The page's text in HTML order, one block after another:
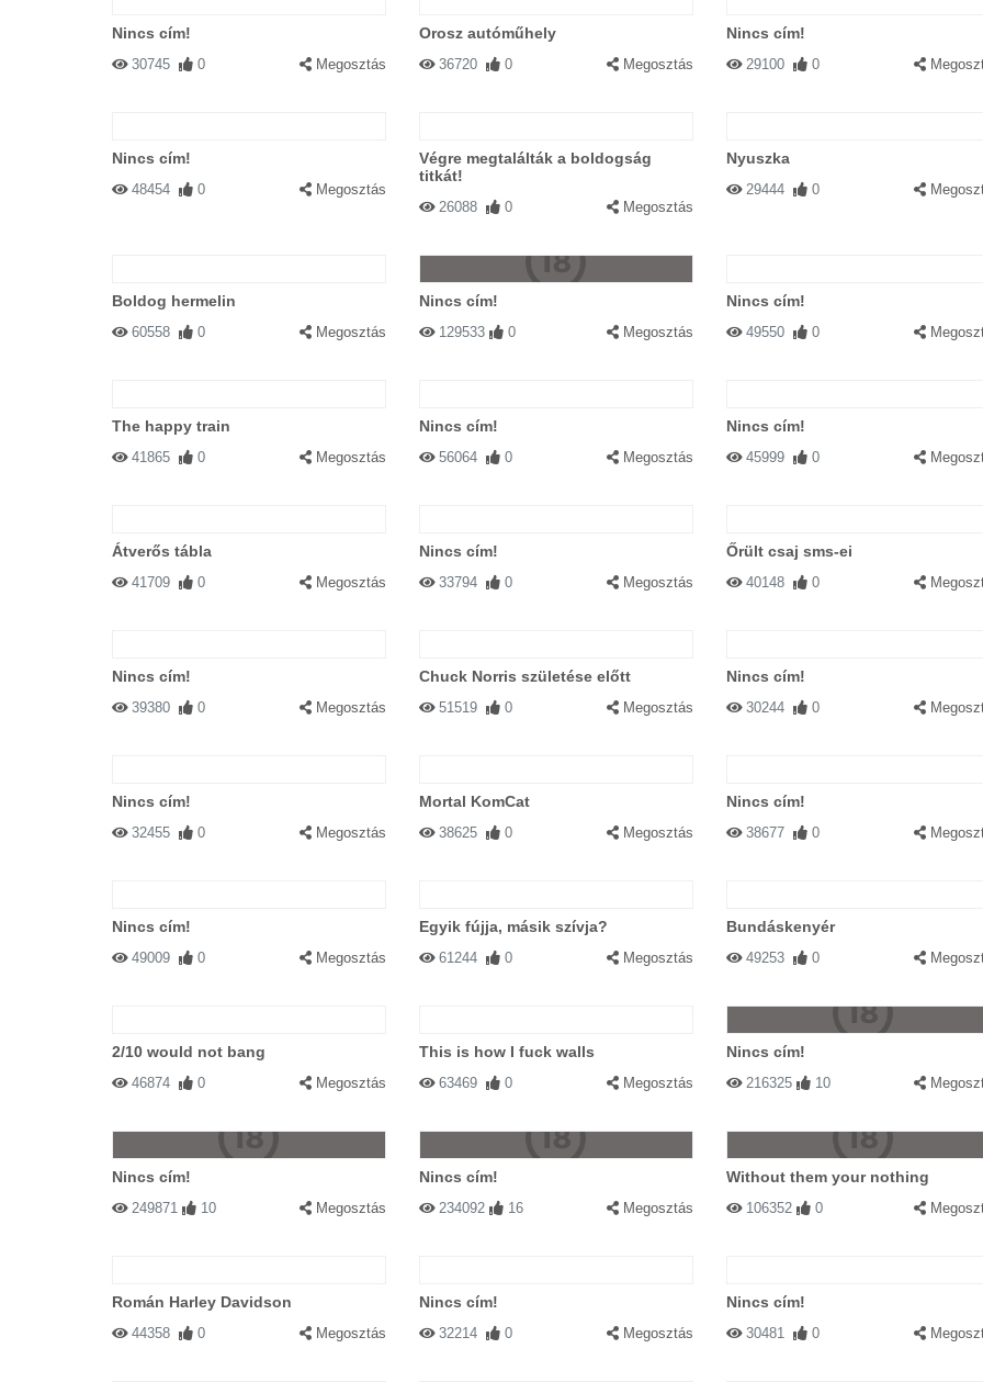
Nincs cím!
30745 0 Megosztás
Orosz autóműhely
36720 0 Megosztás
Nincs cím!
29100 0
Nincs cím!
48454 0 Megosztás
Végre megtalálták a boldogság
titkát!
26088 0 Megosztás
Nyuszka
29444 0
Boldog hermelin
60558 0 Megosztás
Nincs cím!
129533 0 Megosztás
Nincs cím!
49550 0
The happy train
41865 0 Megosztás
Nincs cím!
56064 0 Megosztás
Nincs cím!
45999 0
Átverős tábla
41709 0 Megosztás
Nincs cím!
33794 0 Megosztás
Őrült csaj sms-ei
40148 0
Nincs cím!
39380 0 Megosztás
Chuck Norris születése előtt
51519 0 Megosztás
Nincs cím!
30244 0
Nincs cím!
32455 0 Megosztás
Mortal KomCat
38625 0 Megosztás
Nincs cím!
38677 0
Nincs cím!
49009 0 Megosztás
Egyik fújja, másik szívja?
61244 0 Megosztás
Bundáskenyér
49253 0
2/10 would not bang
46874 0 Megosztás
This is how I fuck walls
63469 0 Megosztás
Nincs cím!
216325 10
Nincs cím!
249871 10 Megosztás
Nincs cím!
234092 16 Megosztás
Without them your nothing
106352 0
Román Harley Davidson
44358 0 Megosztás
Nincs cím!
32214 0 Megosztás
Nincs cím!
30481 0